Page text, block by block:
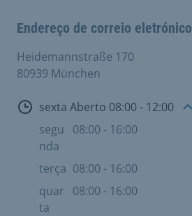
Endereço de correio eletrónico
Heidemannstraße 170
80939 München
Aberto
sexta Aberto 08:00 - 12:00
segu
nda
08:00 - 16:00
terça 08:00 - 16:00
quar
ta
08:00 - 16:00